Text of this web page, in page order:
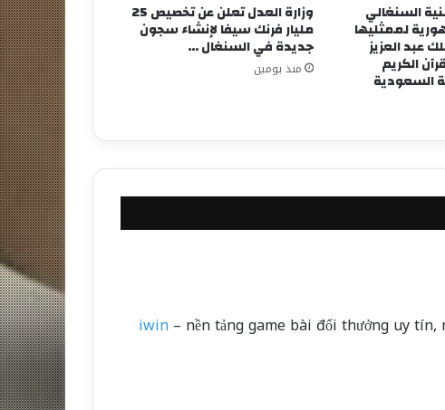
السنغالي
لممثليها
عبد العزيز
الكريم
السعودية
وزارة العدل تعلن عن تخصيص 25
مليار فرنك سيفا لإنشاء سجون
جديدة في السنغال …
منذ يومين
iwin– nền tảng game bài đổi thưởng uy tín,